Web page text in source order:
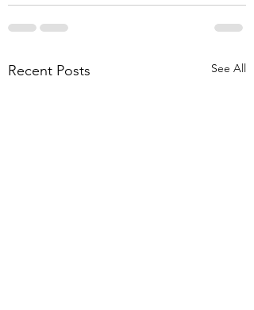
Recent Posts See All